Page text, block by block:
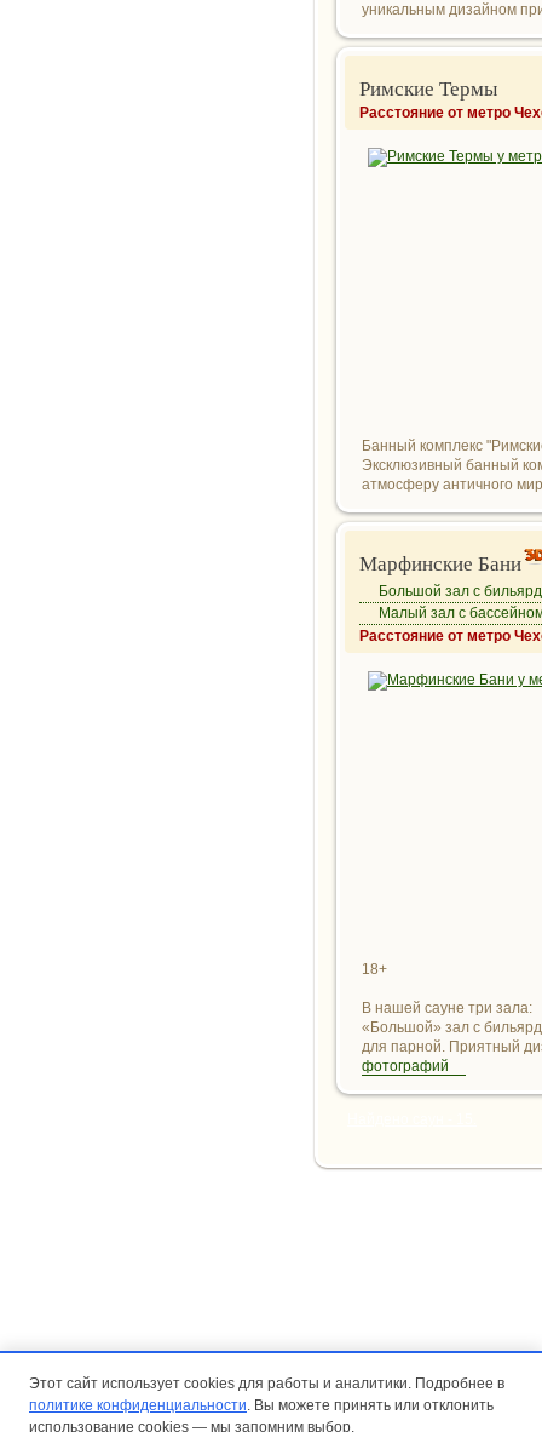
Этот сайт использует cookies для работы и аналитики. Подробнее в
политике конфиденциальности. Вы можете принять или отклонить
использование cookies — мы запомним выбор.
уникальным дизайном
Римские Термы
Расстояние от метро
Банный комплекс
Эксклюзивный банный
атмосферу античного
Марфинские Бани
Большой зал с
Малый зал с
Расстояние от метро
18+
В нашей сауне три зала:
«Большой» зал с
для парной. Приятный
фотографий